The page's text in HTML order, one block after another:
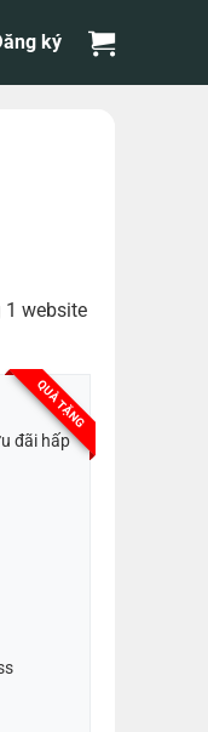
ký
1 website
QUÀ TẶNG
đãi hấp